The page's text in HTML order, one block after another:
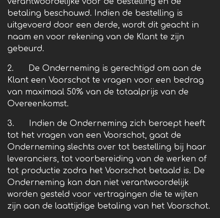
betaling beschouwd. Indien de bestelling is
uitgevoerd door een derde, wordt dit geacht in
naam en voor rekening van de Klant te zijn
gebeurd.
2. De Onderneming is gerechtigd om aan de
Klant een Voorschot te vragen voor een bedrag
van maximaal 50% van de totaalprijs van de
Overeenkomst.
3. Indien de Onderneming zich beroept heeft
tot het vragen van een Voorschot, gaat de
Onderneming slechts over tot bestelling bij haar
leveranciers, tot voorbereiding van de werken of
tot productie zodra het Voorschot betaald is. De
Onderneming kan dan niet verantwoordelijk
worden gesteld voor vertragingen die te wijten
zijn aan de laattijdige betaling van het Voorschot.